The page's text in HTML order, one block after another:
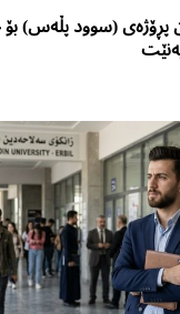
پڕۆژەی (سوود پڵەس) بۆ